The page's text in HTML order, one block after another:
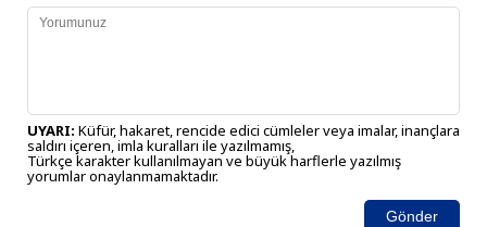
UYARI: Küfür, hakaret, rencide edici cümleler veya imalar, inançlara
saldırı içeren, imla kuralları ile yazılmamış,
Türkçe karakter kullanılmayan ve büyük harflerle yazılmış
yorumlar onaylanmamaktadır.
Gönder